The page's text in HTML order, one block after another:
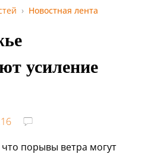
Новостная лента
усиление
порывы ветра могут